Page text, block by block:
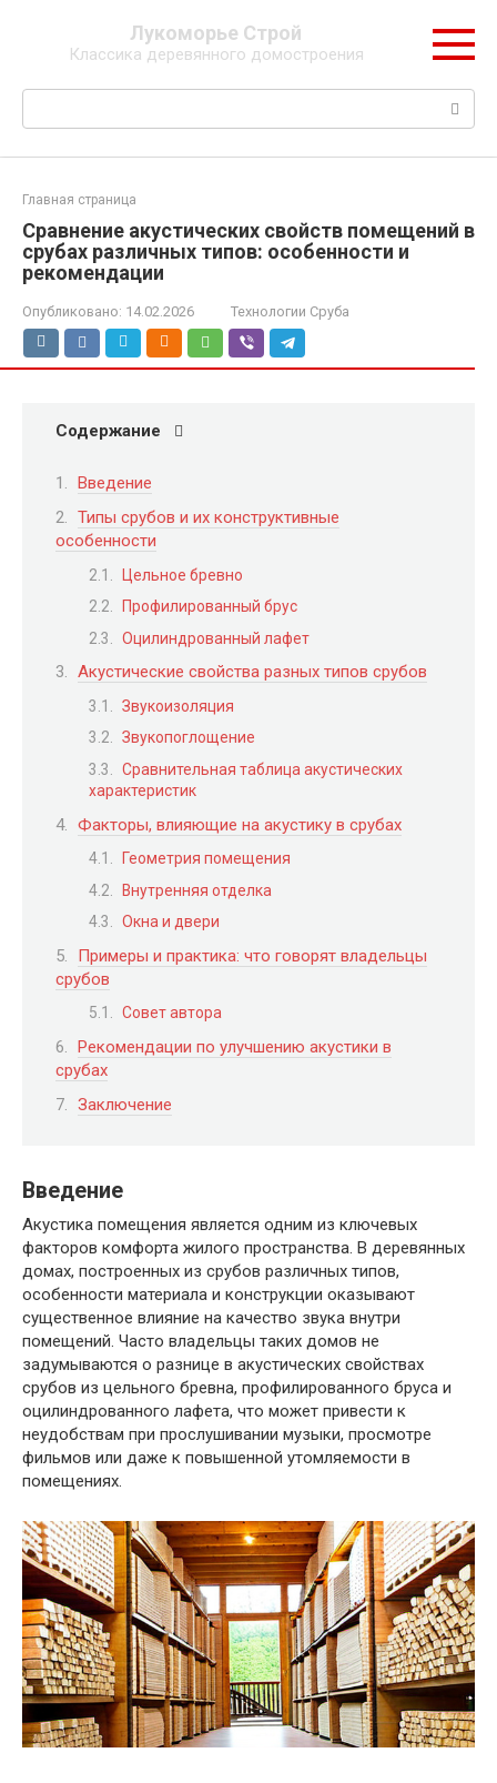
Лукоморье Строй
Классика деревянного домостроения
Поиск:
Главная страница
Сравнение акустических свойств помещений в
срубах различных типов: особенности и
рекомендации
Опубликовано: 14.02.2026 Технологии Сруба
Содержание
Введение
Типы срубов и их конструктивные
особенности
Цельное бревно
Профилированный брус
Оцилиндрованный лафет
Акустические свойства разных типов срубов
Звукоизоляция
Звукопоглощение
Сравнительная таблица акустических
характеристик
Факторы, влияющие на акустику в срубах
Геометрия помещения
Внутренняя отделка
Окна и двери
Примеры и практика: что говорят владельцы
срубов
Совет автора
Рекомендации по улучшению акустики в
срубах
Заключение
Введение
Акустика помещения является одним из ключевых
факторов комфорта жилого пространства. В деревянных
домах, построенных из срубов различных типов,
особенности материала и конструкции оказывают
существенное влияние на качество звука внутри
помещений. Часто владельцы таких домов не
задумываются о разнице в акустических свойствах
срубов из цельного бревна, профилированного бруса и
оцилиндрованного лафета, что может привести к
неудобствам при прослушивании музыки, просмотре
фильмов или даже к повышенной утомляемости в
помещениях.